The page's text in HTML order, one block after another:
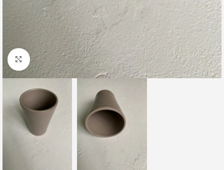
Клацніть, щоб збільшити